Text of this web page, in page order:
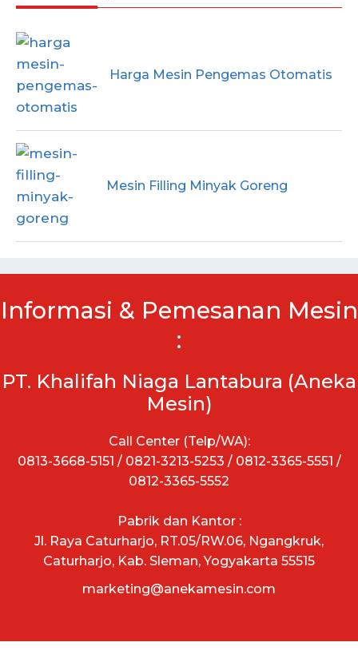
Harga Mesin Pengemas Otomatis
Mesin Filling Minyak Goreng
Informasi & Pemesanan Mesin
:
PT. Khalifah Niaga Lantabura (Aneka
Mesin)
Call Center (Telp/WA):
0813-3668-5151 / 0821-3213-5253 / 0812-3365-5551 /
0812-3365-5552
Pabrik dan Kantor :
Jl. Raya Caturharjo, RT.05/RW.06, Ngangkruk,
Caturharjo, Kab. Sleman, Yogyakarta 55515
marketing@anekamesin.com